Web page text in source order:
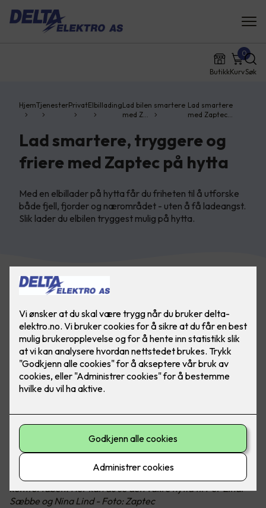
ButikkKurv
0
Søk
HjemTjenesterPrivatElbilladingLad bilen smartere
med Z…
Lad smartere
med Zaptec…
Lad smartere, tryggere og
friere med Zaptec på hytta
Med en elbillader på hytta får du friheten til å utforske
både fjell, fjorder og nærområdet - uten å få ladeangst.
Slik lader du elbilen tryggest mulig på hytta.
Med egen ladeboks på hytta unngår du ladekø og
rekkeviddeangst. Elbillading på hytta har aldri vært mer
komfortabelt. Her kan du se den vakre hytta til Per Einar
Sæbbe og Nina Lind - Foto: Zaptec